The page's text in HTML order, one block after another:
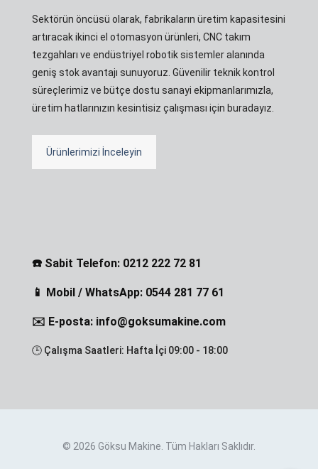
Sektörün öncüsü olarak, fabrikaların üretim kapasitesini
artıracak ikinci el otomasyon ürünleri, CNC takım
tezgahları ve endüstriyel robotik sistemler alanında
geniş stok avantajı sunuyoruz. Güvenilir teknik kontrol
süreçlerimiz ve bütçe dostu sanayi ekipmanlarımızla,
üretim hatlarınızın kesintisiz çalışması için buradayız.
Ürünlerimizi İnceleyin
☎️ Sabit Telefon: 0212 222 72 81
📱 Mobil / WhatsApp: 0544 281 77 61
✉️ E-posta: info@goksumakine.com
🕒 Çalışma Saatleri: Hafta İçi 09:00 - 18:00